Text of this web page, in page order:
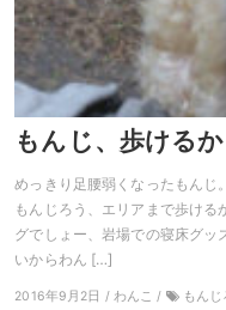
もんじ、歩ける
めっきり足腰弱くなったもんじ
もんじろう、エリアまで歩ける
グでしょー、岩場での寝床グッ
いからわん […]
2016年9月2日 / わんこ /
もんじ